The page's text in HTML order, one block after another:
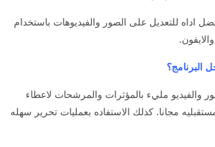
اداه للتعديل على الصور والفيديوهات باستخدام
البرنامج؟
مليء بالمؤثرات والمرشحات لاعطاء
مجانا. كذلك الاستفاده بعمليات تحرير سهله